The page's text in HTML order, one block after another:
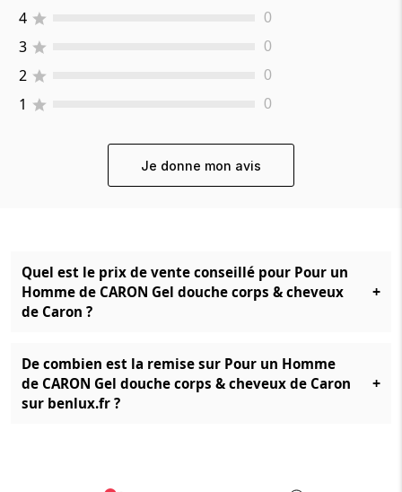
4 0
3 0
2 0
1 0
Je donne mon avis
Quel est le prix de vente conseillé pour Pour un
Homme de CARON Gel douche corps & cheveux
de Caron ?
+
De combien est la remise sur Pour un Homme
de CARON Gel douche corps & cheveux de Caron
sur benlux.fr ?
+